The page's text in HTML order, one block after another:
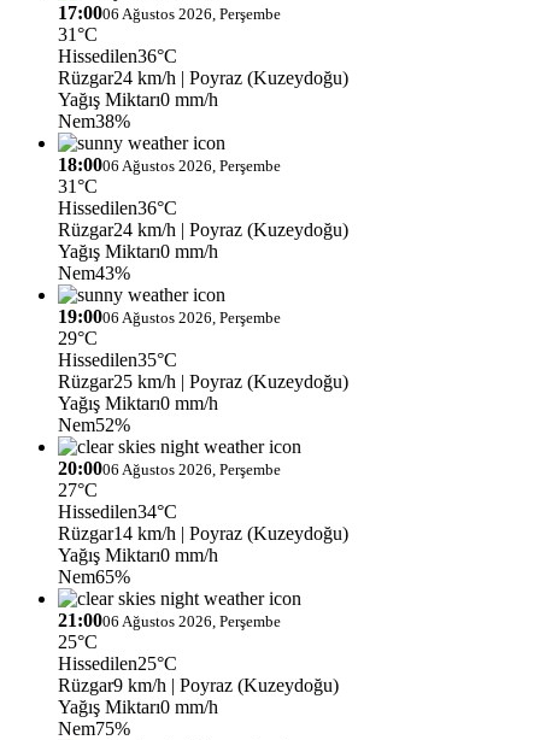
17:0006 Ağustos 2026, Perşembe
31°C
Hissedilen36°C
Rüzgar24 km/h | Poyraz (Kuzeydoğu)
Yağış Miktarı0 mm/h
Nem38%
18:0006 Ağustos 2026, Perşembe
31°C
Hissedilen36°C
Rüzgar24 km/h | Poyraz (Kuzeydoğu)
Yağış Miktarı0 mm/h
Nem43%
19:0006 Ağustos 2026, Perşembe
29°C
Hissedilen35°C
Rüzgar25 km/h | Poyraz (Kuzeydoğu)
Yağış Miktarı0 mm/h
Nem52%
20:0006 Ağustos 2026, Perşembe
27°C
Hissedilen34°C
Rüzgar14 km/h | Poyraz (Kuzeydoğu)
Yağış Miktarı0 mm/h
Nem65%
21:0006 Ağustos 2026, Perşembe
25°C
Hissedilen25°C
Rüzgar9 km/h | Poyraz (Kuzeydoğu)
Yağış Miktarı0 mm/h
Nem75%